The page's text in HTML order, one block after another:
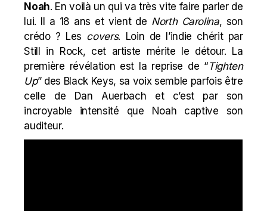
Noah. En voilà un qui va très vite faire parler de
lui. Il a 18 ans et vient de North Carolina, son
crédo ? Les covers. Loin de l’indie chérit par
Still in Rock, cet artiste mérite le détour. La
première révélation est la reprise de “Tighten
Up” des Black Keys, sa voix semble parfois être
celle de Dan Auerbach et c’est par son
incroyable intensité que Noah captive son
auditeur.